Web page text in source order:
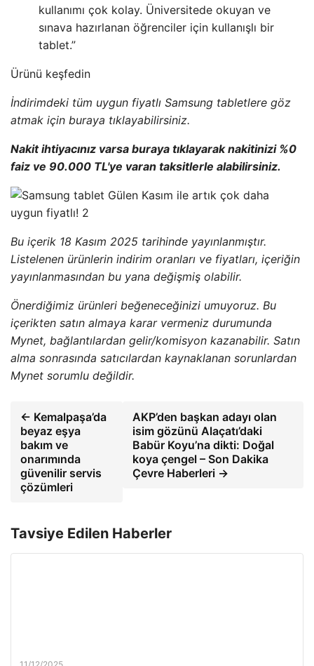
kullanımı çok kolay. Üniversitede okuyan ve
sınava hazırlanan öğrenciler için kullanışlı bir
tablet.”
Ürünü keşfedin
İndirimdeki tüm uygun fiyatlı Samsung tabletlere göz
atmak için buraya tıklayabilirsiniz.
Nakit ihtiyacınız varsa buraya tıklayarak nakitinizi %0
faiz ve 90.000 TL'ye varan taksitlerle alabilirsiniz.
Bu içerik 18 Kasım 2025 tarihinde yayınlanmıştır.
Listelenen ürünlerin indirim oranları ve fiyatları, içeriğin
yayınlanmasından bu yana değişmiş olabilir.
Önerdiğimiz ürünleri beğeneceğinizi umuyoruz. Bu
içerikten satın almaya karar vermeniz durumunda
Mynet, bağlantılardan gelir/komisyon kazanabilir. Satın
alma sonrasında satıcılardan kaynaklanan sorunlardan
Mynet sorumlu değildir.
← Kemalpaşa’da
beyaz eşya
bakım ve
onarımında
güvenilir servis
çözümleri
AKP’den başkan adayı olan
isim gözünü Alaçatı’daki
Babür Koyu’na dikti: Doğal
koya çengel – Son Dakika
Çevre Haberleri →
Tavsiye Edilen Haberler